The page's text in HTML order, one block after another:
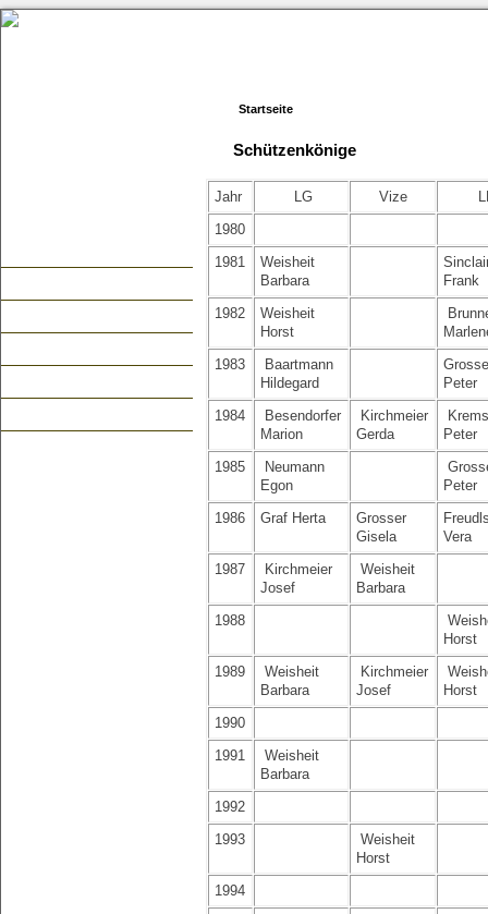
Startseite
Schützenkönige
Jahr LG Vize
1980
1981
Weisheit
Barbara
Frank
1982
Weisheit
Horst
1983
Baartmann
Hildegard
Peter
1984
Besendorfer
Marion
Kirchmeier
Gerda
Peter
1985
Neumann
Egon
Peter
1986
Graf Herta
Grosser
Gisela
Vera
1987
Kirchmeier
Josef
Weisheit
Barbara
1988
Horst
1989
Weisheit
Barbara
Kirchmeier
Josef
Horst
1990
1991
Weisheit
Barbara
1992
1993
Weisheit
Horst
1994